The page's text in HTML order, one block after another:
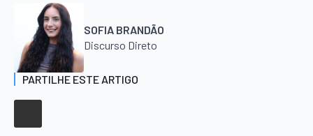
SOFIA BRANDÃO
Discurso Direto
PARTILHE ESTE ARTIGO